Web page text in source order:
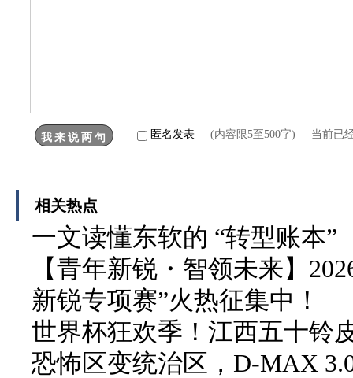
匿名发表 (内容限5至500字) 当前已
相关热点
一文读懂东软的 “转型账本”
【青年新锐・智领未来】
新锐专项赛”火热征集中！
世界杯狂欢季！江西五十铃
恐怖区变统治区，D-MAX